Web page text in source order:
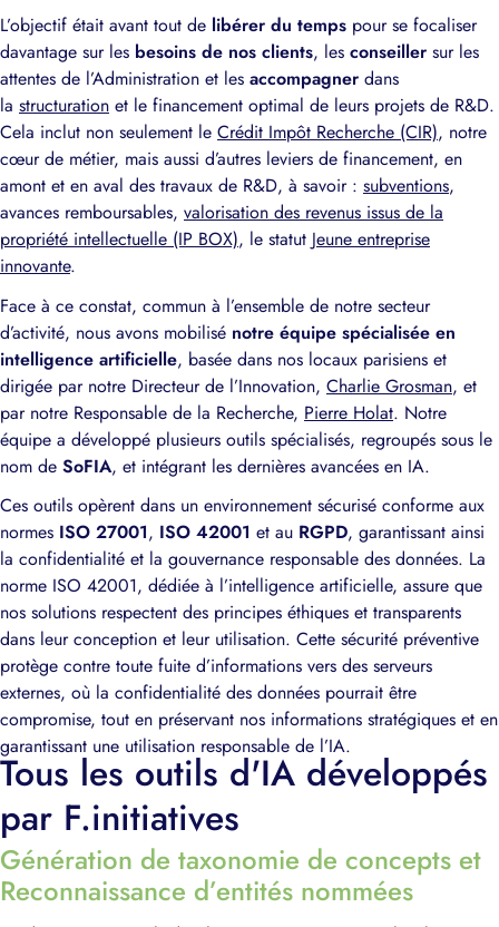
L’objectif était avant tout de libérer du temps pour se focaliser
davantage sur les besoins de nos clients, les conseiller sur les
attentes de l’Administration et les accompagner dans
la structuration et le financement optimal de leurs projets de R&D.
Cela inclut non seulement le Crédit Impôt Recherche (CIR), notre
cœur de métier, mais aussi d’autres leviers de financement, en
amont et en aval des travaux de R&D, à savoir : subventions,
avances remboursables, valorisation des revenus issus de la
propriété intellectuelle (IP BOX), le statut Jeune entreprise
innovante.
Face à ce constat, commun à l’ensemble de notre secteur
d’activité, nous avons mobilisé notre équipe spécialisée en
intelligence artificielle, basée dans nos locaux parisiens et
dirigée par notre Directeur de l’Innovation, Charlie Grosman, et
par notre Responsable de la Recherche, Pierre Holat. Notre
équipe a développé plusieurs outils spécialisés, regroupés sous le
nom de SoFIA, et intégrant les dernières avancées en IA.
Ces outils opèrent dans un environnement sécurisé conforme aux
normes ISO 27001, ISO 42001 et au RGPD, garantissant ainsi
la confidentialité et la gouvernance responsable des données. La
norme ISO 42001, dédiée à l’intelligence artificielle, assure que
nos solutions respectent des principes éthiques et transparents
dans leur conception et leur utilisation. Cette sécurité préventive
protège contre toute fuite d’informations vers des serveurs
externes, où la confidentialité des données pourrait être
compromise, tout en préservant nos informations stratégiques et en
garantissant une utilisation responsable de l’IA.
Tous les outils d'IA développés
par F.initiatives
Génération de taxonomie de concepts et
Reconnaissance d’entités nommées